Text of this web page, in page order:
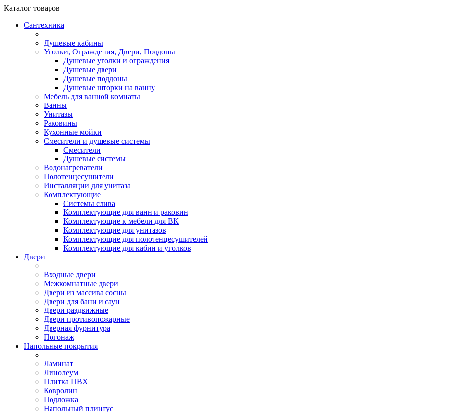
Каталог товаров
Сантехника
Душевые кабины
Уголки, Ограждения, Двери, Поддоны
Душевые уголки и ограждения
Душевые двери
Душевые поддоны
Душевые шторки на ванну
Мебель для ванной комнаты
Ванны
Унитазы
Раковины
Кухонные мойки
Смесители и душевые системы
Смесители
Душевые системы
Водонагреватели
Полотенцесушители
Инсталляции для унитаза
Комплектующие
Системы слива
Комплектующие для ванн и раковин
Комплектующие к мебели для ВК
Комплектующие для унитазов
Комплектующие для полотенцесушителей
Комплектующие для кабин и уголков
Двери
Входные двери
Межкомнатные двери
Двери из массива сосны
Двери для бани и саун
Двери раздвижные
Двери противопожарные
Дверная фурнитура
Погонаж
Напольные покрытия
Ламинат
Линолеум
Плитка ПВХ
Ковролин
Подложка
Напольный плинтус